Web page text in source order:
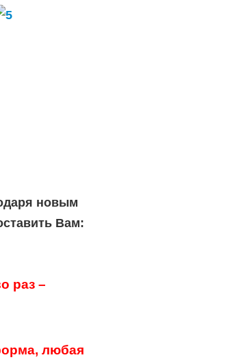
новым
Вам:
раз –
любая